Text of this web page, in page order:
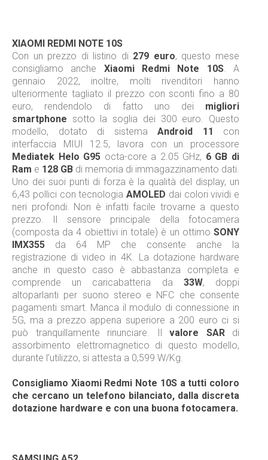
XIAOMI REDMI NOTE 10S
Con un prezzo di listino di 279 euro, questo mese
consigliamo anche Xiaomi Redmi Note 10S. A
gennaio 2022, inoltre, molti rivenditori hanno
ulteriormente tagliato il prezzo con sconti fino a 80
euro, rendendolo di fatto uno dei migliori
smartphone sotto la soglia dei 300 euro. Questo
modello, dotato di sistema Android 11
con
interfaccia MIUI 12.5, lavora con un processore
Mediatek Helo G95 octa-core a 2.05 GHz, 6 GB di
Ram e 128 GB di memoria di immagazzinamento dati.
Uno dei suoi punti di forza è la qualità del display, un
6,43 pollici con tecnologia AMOLED dai colori vividi e
neri profondi. Non è infatti facile trovarne a questo
prezzo. Il sensore principale della fotocamera
(composta da 4 obiettivi in totale) è un ottimo SONY
IMX355 da 64 MP che consente anche la
registrazione di video in 4K. La dotazione hardware
anche in questo caso è abbastanza completa e
comprende un caricabatteria da 33W, doppi
altoparlanti per suono stereo e NFC che consente
pagamenti smart. Manca il modulo di connessione in
5G, ma a prezzo appena superiore a 200 euro ci si
può tranquillamente rinunciare. Il valore SARdi
assorbimento elettromagnetico di questo modello,
durante l’utilizzo, si attesta a 0,599 W/Kg.
Consigliamo Xiaomi Redmi Note 10S a tutti coloro
che cercano un telefono bilanciato, dalla discreta
dotazione hardware e con una buona fotocamera.